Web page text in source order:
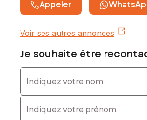
Appeler
Voir ses autres annonces
Je souhaite être
Indiquez votre nom
Indiquez votre prénom